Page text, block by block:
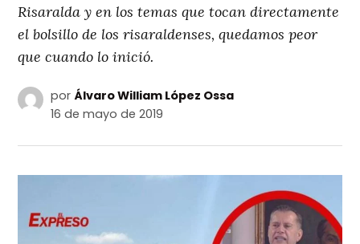
Risaralda y en los temas que tocan directamente
el bolsillo de los risaraldenses, quedamos peor
que cuando lo inició.
por Álvaro William López Ossa
16 de mayo de 2019